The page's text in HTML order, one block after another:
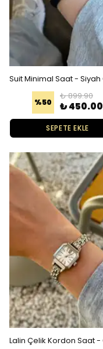
%50
₺ 899.90
₺ 450.00
SEPETE EKLE